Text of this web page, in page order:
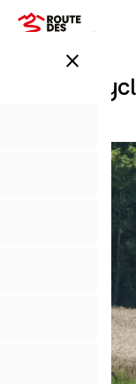
Aller
close
Boucle